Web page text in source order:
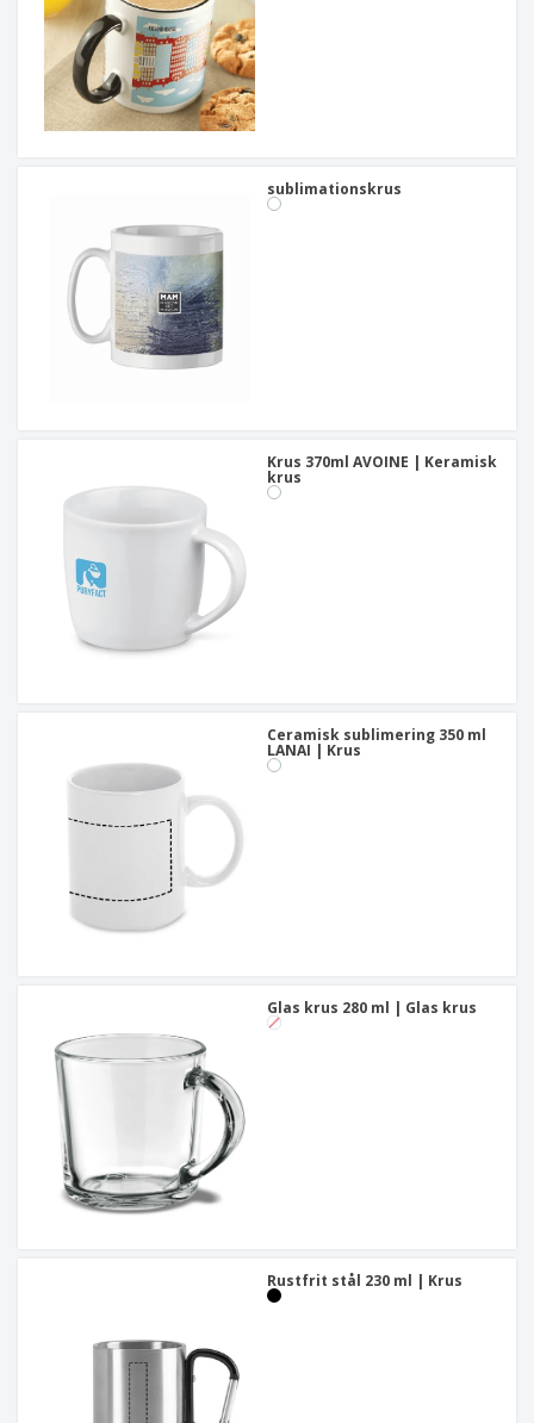
sublimationskrus
Krus 370ml AVOINE | Keramisk
krus
Ceramisk sublimering 350 ml
LANAI | Krus
Glas krus 280 ml | Glas krus
Rustfrit stål 230 ml | Krus